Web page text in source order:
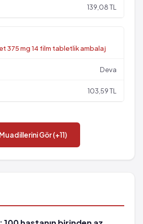
139,08 TL
375 mg 14 film tabletlik ambalaj
Deva
103,59 TL
Muadillerini Gör (+11)